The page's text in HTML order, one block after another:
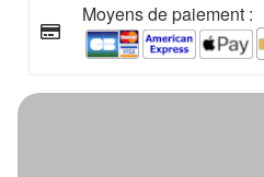
Moyens de paiement :